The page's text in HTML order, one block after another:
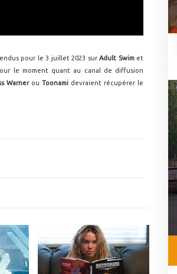
pour le 3 juillet 2023 surAdult Swimet
le moment quant au canal de diffusion
Warnerou Toonamidevraient récupérer le